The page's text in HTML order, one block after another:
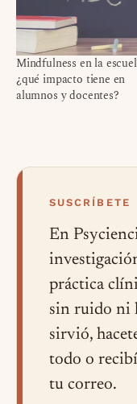
Mindfulness en la
¿qué impacto tiene en
alumnos y docentes?
SUSCRÍBETE
En
práctica
sin ruido ni
sirvió,
todo o
tu correo.